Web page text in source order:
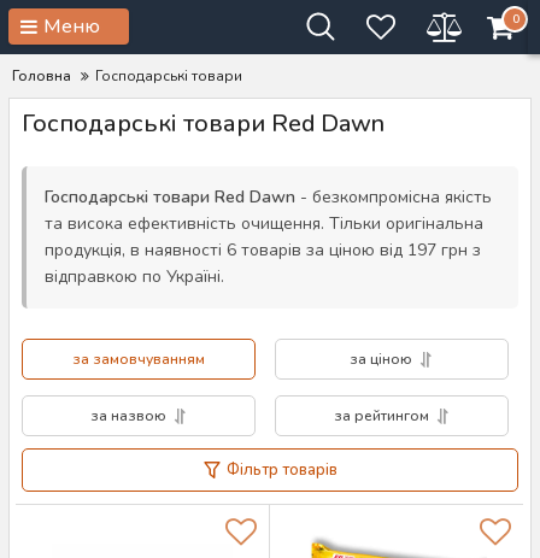
Меню 0
Головна Господарські товари
Господарські товари Red Dawn
Господарські товари Red Dawn - безкомпромісна якість
та висока ефективність очищення. Тільки оригінальна
продукція, в наявності 6 товарів за ціною від 197 грн з
відправкою по Україні.
за замовчуванням за ціною
за назвою за рейтингом
Фільтр товарів